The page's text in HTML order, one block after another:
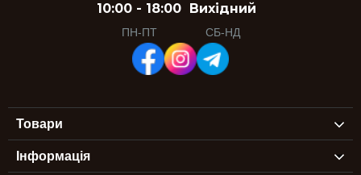
10:00 - 18:00
ПН-ПТ
Вихідний
СБ-НД
Товари
Інформація